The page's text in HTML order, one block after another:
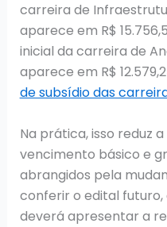
carreira de
aparece em R$
inicial da carreira de
aparece em R$
de subsídio das
Na prática, isso reduz
vencimento básico e
abrangidos pela
conferir o edital futuro,
deverá apresentar a